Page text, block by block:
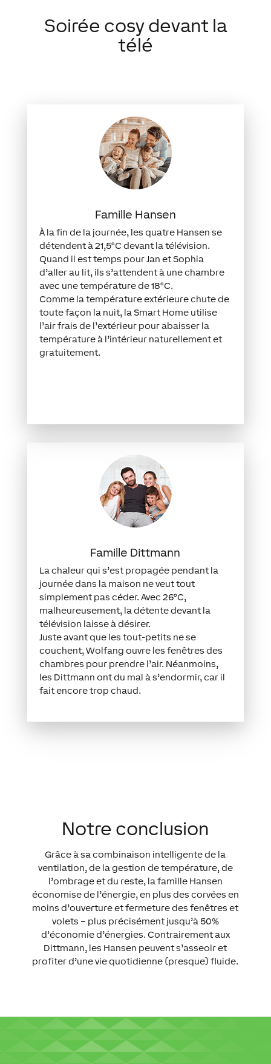
Soirée cosy devant la
télé
Famille Hansen
À la fin de la journée, les quatre Hansen se
détendent à 21,5°C devant la télévision.
Quand il est temps pour Jan et Sophia
d’aller au lit, ils s’attendent à une chambre
avec une température de 18°C.
Comme la température extérieure chute de
toute façon la nuit, la Smart Home utilise
l’air frais de l’extérieur pour abaisser la
température à l’intérieur naturellement et
gratuitement.
Famille Dittmann
La chaleur qui s’est propagée pendant la
journée dans la maison ne veut tout
simplement pas céder. Avec 26°C,
malheureusement, la détente devant la
télévision laisse à désirer.
Juste avant que les tout-petits ne se
couchent, Wolfang ouvre les fenêtres des
chambres pour prendre l’air. Néanmoins,
les Dittmann ont du mal à s’endormir, car il
fait encore trop chaud.
Notre conclusion
Grâce à sa combinaison intelligente de la
ventilation, de la gestion de température, de
l’ombrage et du reste, la famille Hansen
économise de l’énergie, en plus des corvées en
moins d’ouverture et fermeture des fenêtres et
volets – plus précisément jusqu’à 50%
d’économie d’énergies. Contrairement aux
Dittmann, les Hansen peuvent s’asseoir et
profiter d’une vie quotidienne (presque) fluide.